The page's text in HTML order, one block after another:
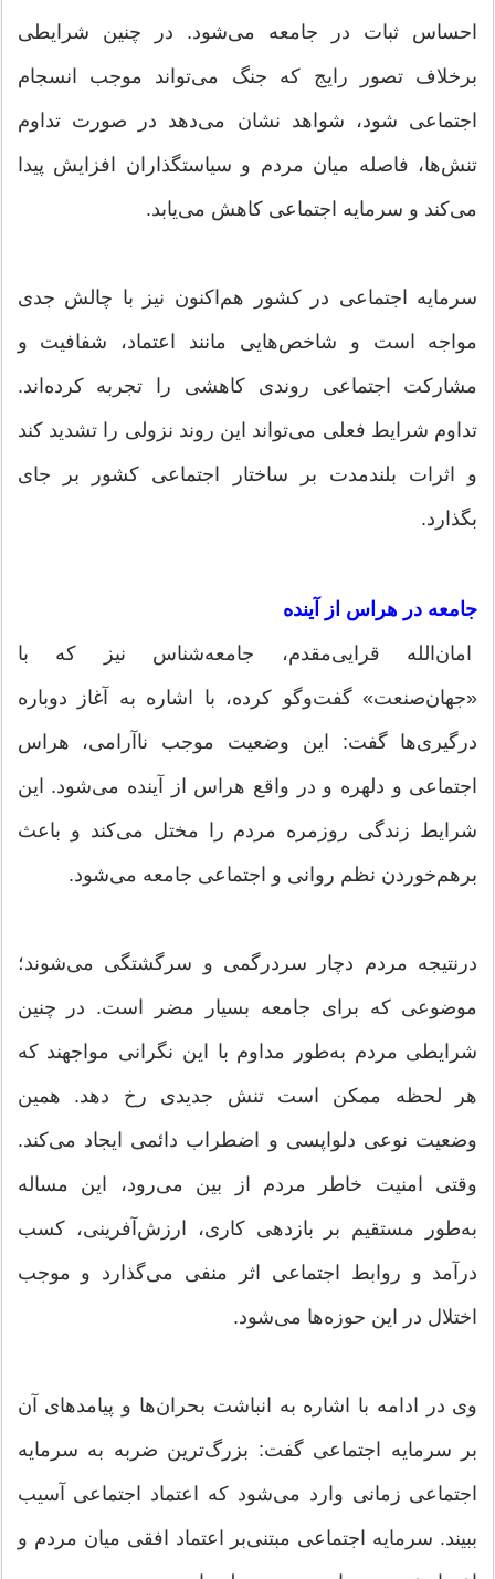
احساس ثبات در جامعه می‌شود. در چنین شرایطی
برخلاف تصور رایج که جنگ می‌تواند موجب انسجام
اجتماعی شود، شواهد نشان می‌دهد در صورت تداوم
تنش‌ها، فاصله میان مردم و سیاستگذاران افزایش پیدا
می‌کند و سرمایه اجتماعی کاهش می‌یابد.
سرمایه اجتماعی در کشور هم‌اکنون نیز با چالش جدی
مواجه است و شاخص‌هایی مانند اعتماد، شفافیت و
مشارکت اجتماعی روندی کاهشی را تجربه کرده‌اند.
تداوم شرایط فعلی می‌تواند این روند نزولی را تشدید کند
و اثرات بلندمدت بر ساختار اجتماعی کشور بر جای
بگذارد.
جامعه در هراس از آینده
امان‌الله قرایی‌مقدم، جامعه‌شناس نیز که با
«جهان‌صنعت» گفت‌وگو کرده، با اشاره به آغاز دوباره
درگیری‌ها گفت: این وضعیت موجب ناآرامی، هراس
اجتماعی و دلهره و در واقع هراس از آینده می‌شود. این
شرایط زندگی روزمره مردم را مختل می‌کند و باعث
برهم‌خوردن نظم روانی و اجتماعی جامعه می‌شود.
درنتیجه مردم دچار سردرگمی و سرگشتگی می‌شوند؛
موضوعی که برای جامعه بسیار مضر است. در چنین
شرایطی مردم به‌طور مداوم با این نگرانی مواجهند که
هر لحظه ممکن است تنش جدیدی رخ دهد. همین
وضعیت نوعی دلواپسی و اضطراب دائمی ایجاد می‌کند.
وقتی امنیت خاطر مردم از بین می‌رود، این مساله
به‌طور مستقیم بر بازدهی کاری، ارزش‌آفرینی، کسب
درآمد و روابط اجتماعی اثر منفی می‌گذارد و موجب
اختلال در این حوزه‌ها می‌شود.
وی در ادامه با اشاره به انباشت بحران‌ها و پیامدهای آن
بر سرمایه اجتماعی گفت: بزرگ‌ترین ضربه به سرمایه
اجتماعی زمانی وارد می‌شود که اعتماد اجتماعی آسیب
ببیند. سرمایه اجتماعی مبتنی‌بر اعتماد افقی میان مردم و